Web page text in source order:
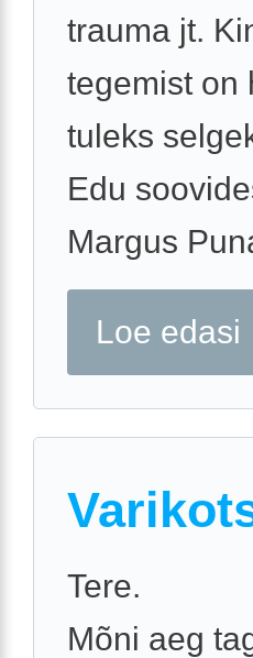
trauma jt.
tegemist on
tuleks
Edu
Margus
Loe edasi
Tere.
Mõni aeg